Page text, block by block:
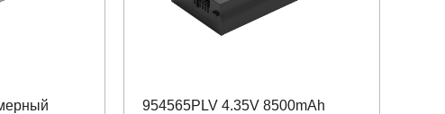
954565PLV 4.35V 8500mAh